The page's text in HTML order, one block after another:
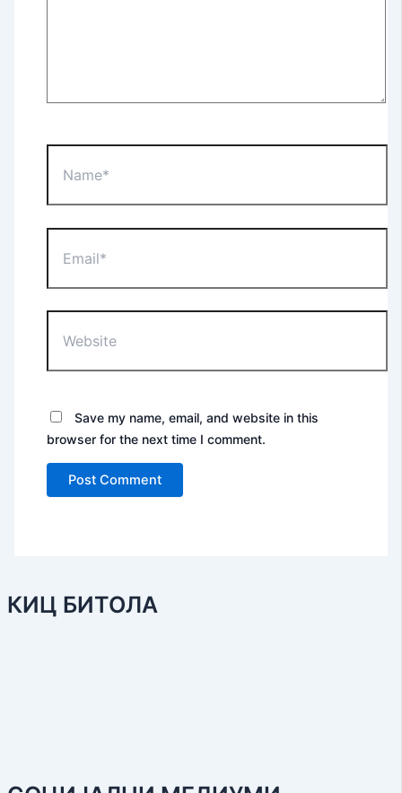
Save my name, email, and website in this
browser for the next time I comment.
КИЦ БИТОЛА